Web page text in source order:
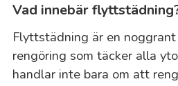
Vad innebär
Flyttstädning är en
rengöring som täcker alla
handlar inte bara om att